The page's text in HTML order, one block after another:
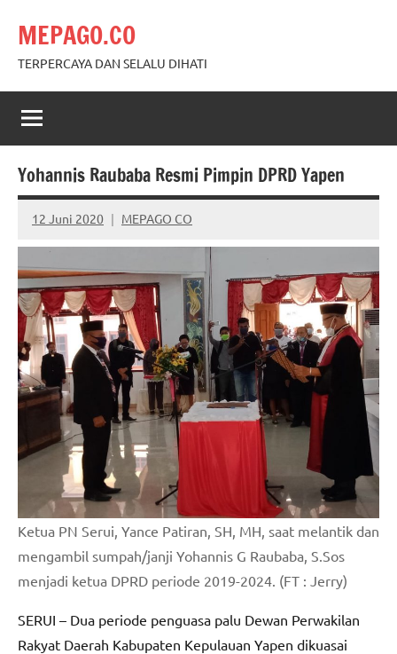
content
MEPAGO.CO
TERPERCAYA DAN SELALU DIHATI
Yohannis Raubaba Resmi Pimpin DPRD Yapen
12 Juni 2020 MEPAGO CO
No
comments
Ketua PN Serui, Yance Patiran, SH, MH, saat melantik dan
mengambil sumpah/janji Yohannis G Raubaba, S.Sos
menjadi ketua DPRD periode 2019-2024. (FT : Jerry)
SERUI – Dua periode penguasa palu Dewan Perwakilan
Rakyat Daerah Kabupaten Kepulauan Yapen dikuasai